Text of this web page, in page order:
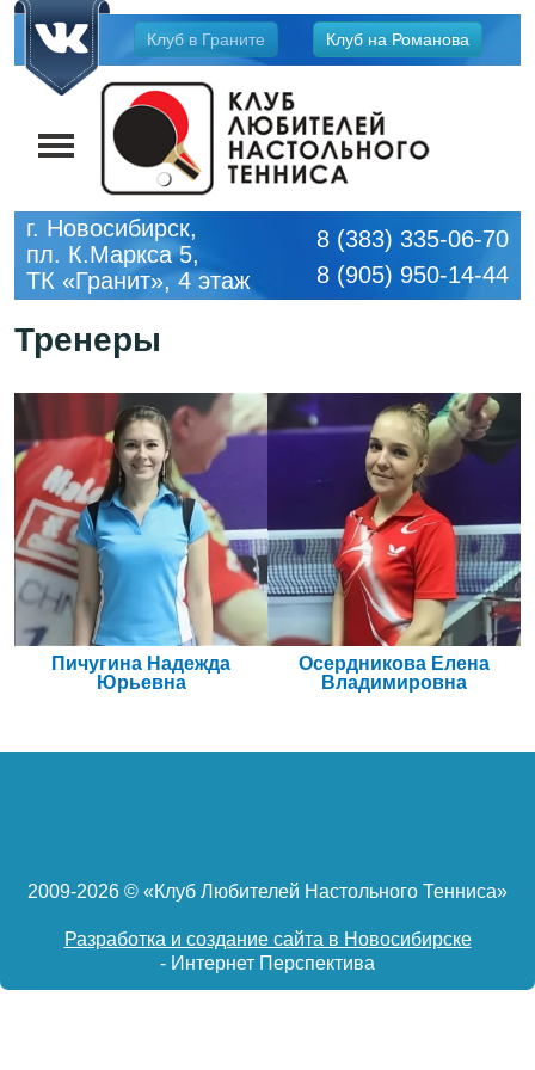
Jump
navigation
Клуб в Граните Клуб на Романова
г. Новосибирск,
пл. К.Маркса 5,
ТК «Гранит», 4 этаж
8 (383) 335-06-70
8 (905) 950-14-44
Тренеры
Пичугина Надежда
Юрьевна
Осердникова Елена
Владимировна
2009-2026 © «Клуб Любителей Настольного Тенниса»
Разработка и создание сайта в Новосибирске
- Интернет Перспектива